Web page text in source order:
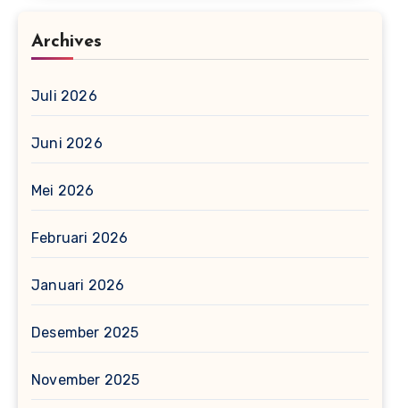
Archives
Juli 2026
Juni 2026
Mei 2026
Februari 2026
Januari 2026
Desember 2025
November 2025